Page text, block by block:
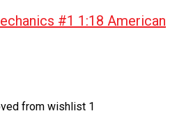
#1 1:18 American
from wishlist 1